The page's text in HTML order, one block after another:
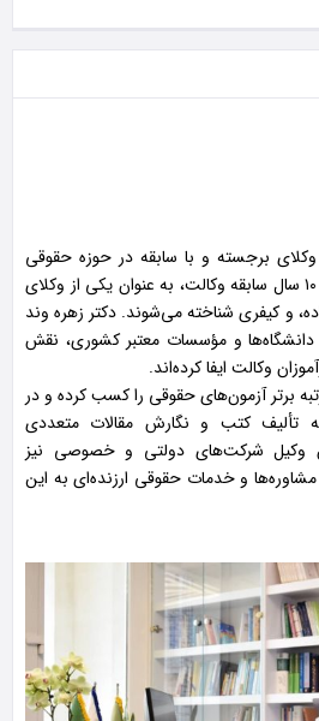
برجسته و با سابقه در حوزه حقوقی
کشور است. ایشان با بیش از ۱۰ سال سابقه وکالت، به عنوان یکی از وکلای
و کیفری شناخته می‌شوند. دکتر زهره وند
و مؤسسات معتبر کشوری، نقش
وکالت ایفا کرده‌اند.
برتر آزمون‌های حقوقی را کسب کرده و در
تألیف کتب و نگارش مقالات متعددی
وکیل شرکت‌های دولتی و خصوصی نیز
مشاوره‌ها و خدمات حقوقی ارزنده‌ای به این